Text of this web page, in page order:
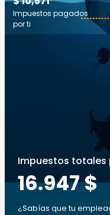
Impuestos pagados
por ti
Impuestos totales
16.947 $
¿Sabías que tu